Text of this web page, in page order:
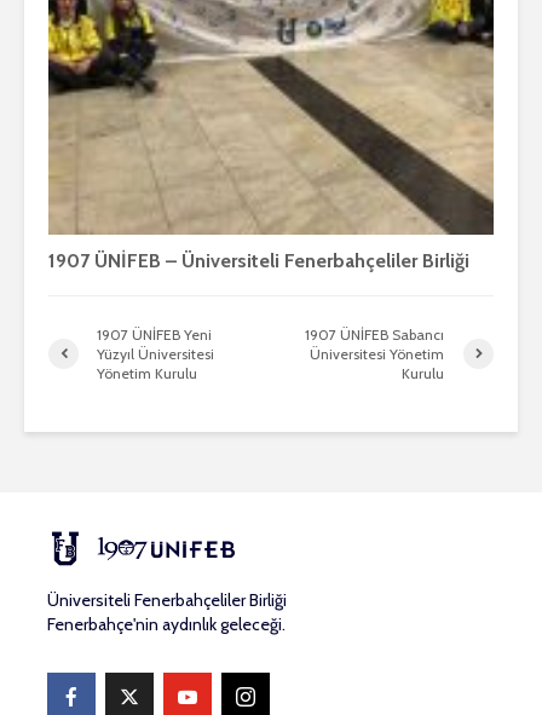
1907 ÜNİFEB – Üniversiteli Fenerbahçeliler Birliği
1907 ÜNİFEB Yeni
Yüzyıl Üniversitesi
Yönetim Kurulu
1907 ÜNİFEB Sabancı
Üniversitesi Yönetim
Kurulu
Üniversiteli Fenerbahçeliler Birliği
Fenerbahçe'nin aydınlık geleceği.